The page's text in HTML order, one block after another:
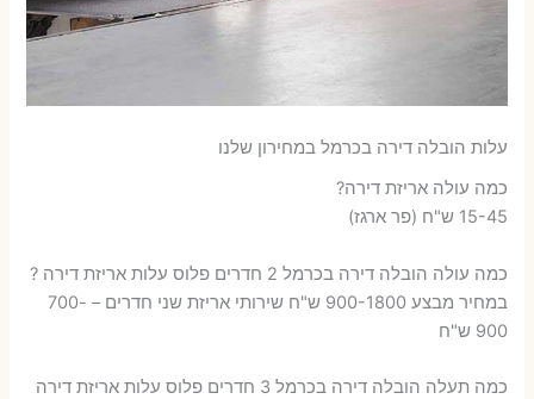
עלות הובלה דירה בכרמל במחירון שלנו
כמה עולה אריזת דירה​?
15-45 ש"ח (פר ארגז)
כמה עולה הובלה דירה בכרמל 2 חדרים פלוס עלות אריזת דירה ?
במחיר מבצע 900-1800 ש"ח שירותי אריזת שני חדרים – 700-
900 ש"ח
כמה תעלה הובלה דירה בכרמל 3 חדרים פלוס עלות אריזת דירה